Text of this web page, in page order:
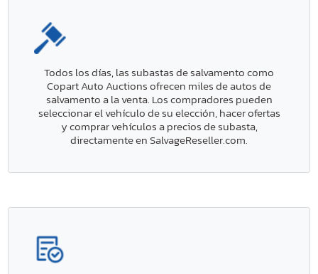
Todos los días, las subastas de salvamento como
Copart Auto Auctions ofrecen miles de autos de
salvamento a la venta. Los compradores pueden
seleccionar el vehículo de su elección, hacer ofertas
y comprar vehículos a precios de subasta,
directamente en SalvageReseller.com.